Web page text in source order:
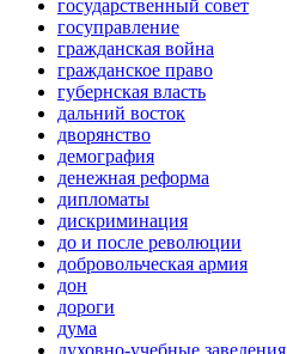
государственный совет
госуправление
гражданская война
гражданское право
губернская власть
дальний восток
дворянство
демография
денежная реформа
дипломаты
дискриминация
до и после революции
добровольческая армия
дон
дороги
дума